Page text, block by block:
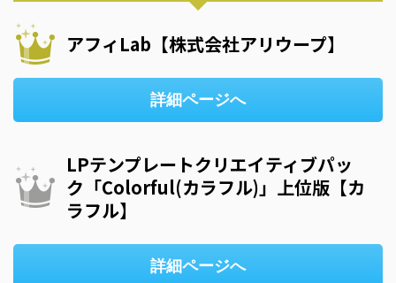
アフィLab【株式会社アリウープ】
詳細ページへ
LPテンプレートクリエイティブパッ
ク「Colorful(カラフル)」上位版【カ
ラフル】
詳細ページへ